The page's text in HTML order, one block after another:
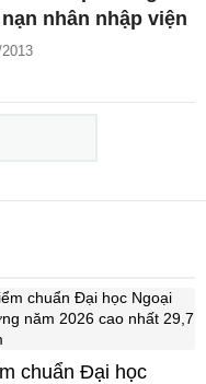
nhân nhập viện
chuẩn Đại học